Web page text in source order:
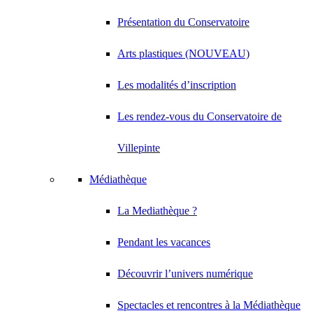
Présentation du Conservatoire
Arts plastiques (NOUVEAU)
Les modalités d’inscription
Les rendez-vous du Conservatoire de
Villepinte
Médiathèque
La Mediathèque ?
Pendant les vacances
Découvrir l’univers numérique
Spectacles et rencontres à la Médiathèque